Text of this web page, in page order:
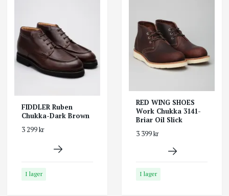
FIDDLER Ruben
Chukka-Dark Brown
3 299 kr
I lager
RED WING SHOES
Work Chukka 3141-
Briar Oil Slick
3 399 kr
I lager